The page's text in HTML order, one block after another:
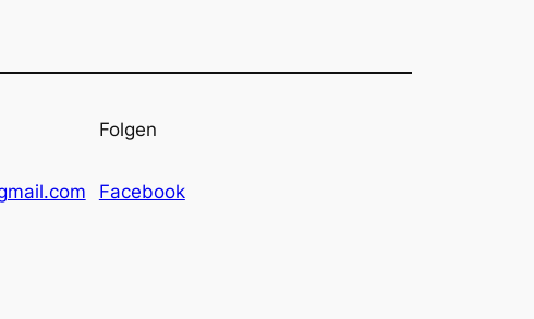
Folgen
Facebook